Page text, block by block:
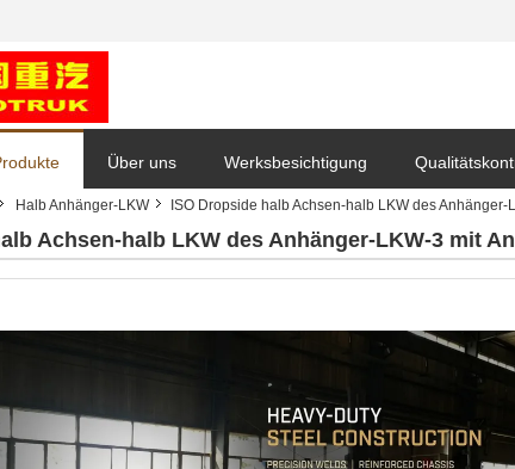
Über uns Werksbesichtigung
Halb Anhänger-LKW ISO Dropside halb Achsen-halb LKW des Anhänger-
Achsen-halb LKW des Anhänger-LKW-3 mit